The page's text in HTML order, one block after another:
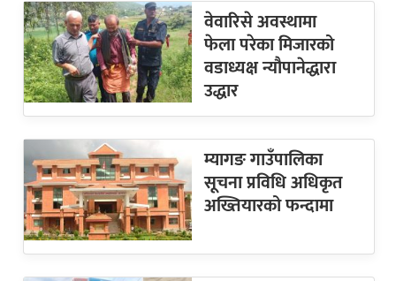
वेवारिसे अवस्थामा
फेला परेका मिजारको
वडाध्यक्ष न्यौपानेद्धारा
उद्धार
म्यागङ गाउँपालिका
सूचना प्रविधि अधिकृत
अख्तियारको फन्दामा